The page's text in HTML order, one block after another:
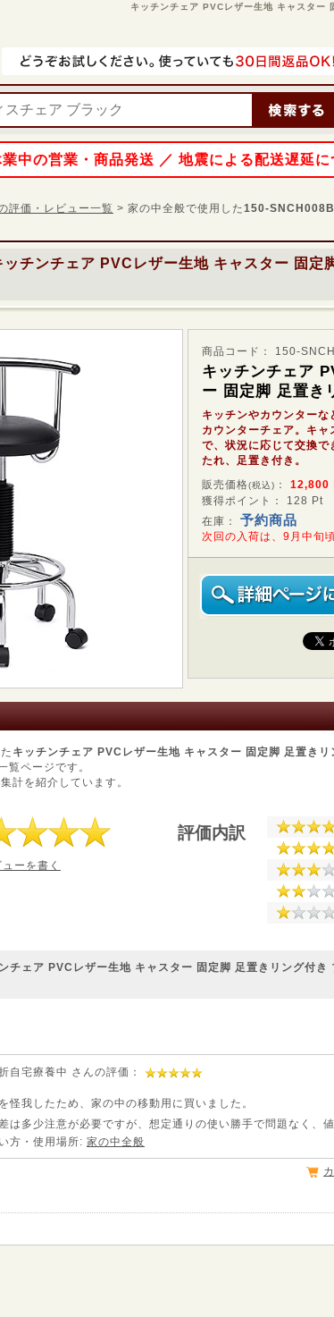
キッチンチェア PVCレザー生地 キャスタ
中の営業・商品発送 ／ 地震による配送遅延
評価・レビュー一覧 > 家の中全般で使用した150-
ッチンチェア PVCレザー生地 キャスター 固定
商品コード： 150-
キッチンチェア
ー 固定脚 足置き
キッチンやカウンター
カウンターチェア。キ
で、状況に応じて交換で
たれ、足置き付き。
販売価格(税込) ： 12,800
獲得ポイント： 128 Pt
在庫： 予約商品
次回の入荷は、9月中旬
キッチンチェア PVCレザー生地 キャスター 固定脚 足置き
覧ページです。
計を紹介しています。
ューを書く
評価内訳
チェア PVCレザー生地 キャスター 固定脚 足置きリング付
自宅療養中 さんの評価：
怪我したため、家の中の移動用に買いました。
は多少注意が必要ですが、想定通りの使い勝手で問題なく、
方・使用場所: 家の中全般